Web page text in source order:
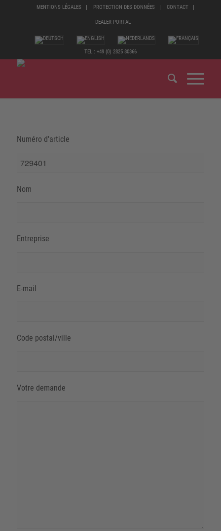
MENTIONS LÉGALES PROTECTION DES DONNÉES CONTACT
DEALER PORTAL
TEL.: +49 (0) 2825 80366
Numéro d'article
Nom
Entreprise
E-mail
Code postal/ville
Votre demande